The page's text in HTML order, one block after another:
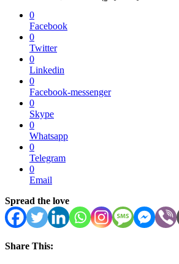
0
Facebook
0
Twitter
0
Linkedin
0
Facebook-messenger
0
Skype
0
Whatsapp
0
Telegram
0
Email
Spread the love
Share This: